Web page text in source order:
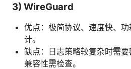
3) WireGuard
优点：极简协议、速度快、
计。
缺点：日志策略较复杂时需
兼容性需检查。